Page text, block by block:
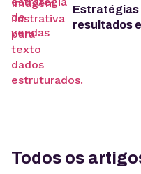
Estratégias
resultados
Todos os